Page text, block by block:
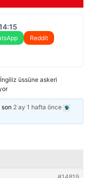
Reddit
İngiliz üssüne askeri
son 2 ay 1 hafta önce